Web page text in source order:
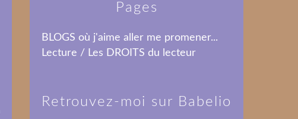
Pages
BLOGS où j'aime aller me promener...
Lecture / Les DROITS du lecteur
Retrouvez-moi sur Babelio